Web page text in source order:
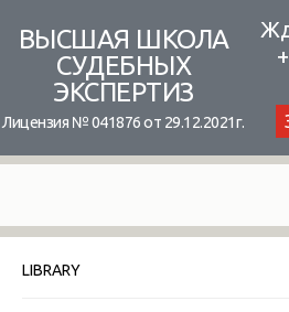
content
ВЫСШАЯ ШКОЛА
СУДЕБНЫХ
ЭКСПЕРТИЗ
Лицензия № 041876 от 29.12.2021г.
LIBRARY